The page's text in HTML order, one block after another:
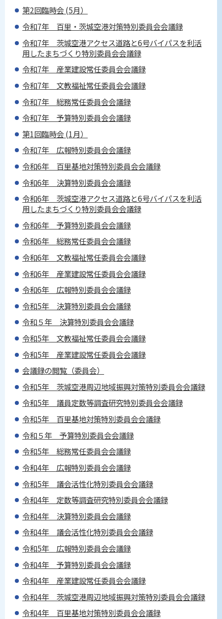
第2回臨時会 (5月）
令和7年 百里・茨城空港対策特別委員会会議録
令和7年 茨城空港アクセス道路と6号バイパスを利活
用したまちづくり特別委員会会議録
令和7年 産業建設常任委員会会議録
令和7年 文教福祉常任委員会会議録
令和7年 総務常任委員会会議録
令和7年 予算特別委員会会議録
第1回臨時会 (1月）
令和7年 広報特別委員会会議録
令和6年 百里基地対策特別委員会会議録
令和6年 決算特別委員会会議録
令和6年 茨城空港アクセス道路と6号バイパスを利活
用したまちづくり特別委員会会議録
令和6年 予算特別委員会会議録
令和6年 総務常任委員会会議録
令和6年 文教福祉常任委員会会議録
令和6年 産業建設常任委員会会議録
令和6年 広報特別委員会会議録
令和5年 決算特別委員会会議録
令和５年 決算特別委員会会議録
令和5年 文教福祉常任委員会会議録
令和5年 産業建設常任委員会会議録
会議録の閲覧（委員会）
令和5年 茨城空港周辺地域振興対策特別委員会会議録
令和5年 議員定数等調査研究特別委員会会議録
令和5年 百里基地対策特別委員会会議録
令和５年 予算特別委員会会議録
令和5年 総務常任委員会会議録
令和4年 広報特別委員会会議録
令和5年 議会活性化特別委員会会議録
令和4年 定数等調査研究特別委員会会議録
令和4年 決算特別委員会会議録
令和4年 議会活性化特別委員会会議録
令和5年 広報特別委員会会議録
令和4年 予算特別委員会会議録
令和4年 産業建設常任委員会会議録
令和4年 茨城空港周辺地域振興対策特別委員会会議録
令和4年 百里基地対策特別委員会会議録